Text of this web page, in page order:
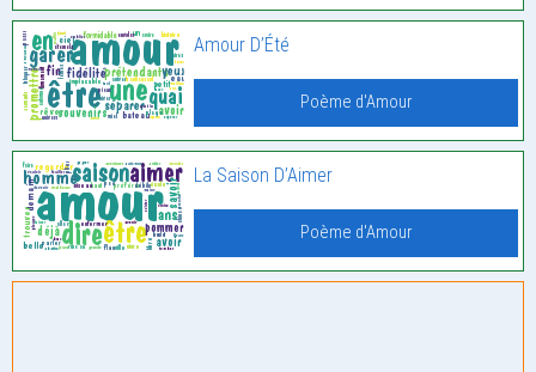
Amour D’Été
Poème d'Amour
La Saison D’Aimer
Poème d'Amour